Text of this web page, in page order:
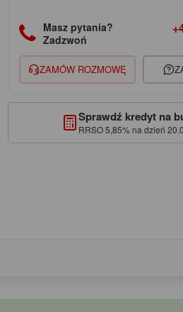
Masz pytania?
Zadzwoń
ZAMÓW ROZMOWĘ
Sprawdź kredyt na
RRSO 5,85% na dzień